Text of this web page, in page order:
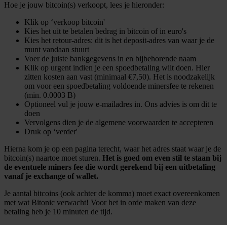
Hoe je jouw bitcoin(s) verkoopt, lees je hieronder:
Klik op ‘verkoop bitcoin'
Kies het uit te betalen bedrag in bitcoin of in euro's
Kies het retour-adres: dit is het deposit-adres van waar je de
munt vandaan stuurt
Voer de juiste bankgegevens in en bijbehorende naam
Klik op urgent indien je een spoedbetaling wilt doen. Hier
zitten kosten aan vast (minimaal €7,50). Het is noodzakelijk
om voor een spoedbetaling voldoende minersfee te rekenen
(min. 0.0003 B)
Optioneel vul je jouw e-mailadres in. Ons advies is om dit te
doen
Vervolgens dien je de algemene voorwaarden te accepteren
Druk op ‘verder'
Hierna kom je op een pagina terecht, waar het adres staat waar je de
bitcoin(s) naartoe moet sturen. Het is goed om even stil te staan bij
de eventuele miners fee die wordt gerekend bij een uitbetaling
vanaf je exchange of wallet.
Je aantal bitcoins (ook achter de komma) moet exact overeenkomen
met wat Bitonic verwacht! Voor het in orde maken van deze
betaling heb je 10 minuten de tijd.